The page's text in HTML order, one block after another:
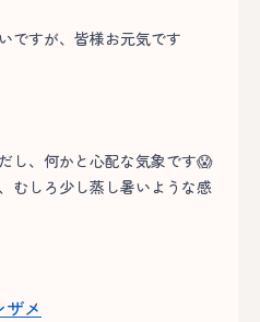
ですが、皆様お元気です
し、何かと心配な気象です😱
むしろ少し蒸し暑いような感